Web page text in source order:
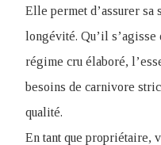
Elle permet d’assurer sa
longévité. Qu’il s’agisse
régime cru élaboré,
besoins de carnivore
qualité.
En tant que propriétaire,